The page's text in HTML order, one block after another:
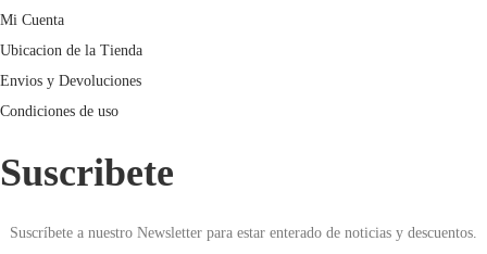
Mi Cuenta
Ubicacion de la Tienda
Envios y Devoluciones
Condiciones de uso
Suscribete
Suscríbete a nuestro Newsletter para estar enterado de noticias y descuentos.